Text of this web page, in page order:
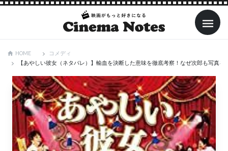
HOME
コメディ
【あやしい彼女（ネタバレ）】輸血を決断した意味を徹底考察！なぜ次郎も写真